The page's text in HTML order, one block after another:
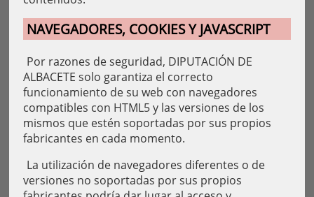
NAVEGADORES, COOKIES Y JAVASCRIPT
Por razones de seguridad, DIPUTACIÓN DE
ALBACETE solo garantiza el correcto
funcionamiento de su web con navegadores
compatibles con HTML5 y las versiones de los
mismos que estén soportadas por sus propios
fabricantes en cada momento.
La utilización de navegadores diferentes o de
versiones no soportadas por sus propios